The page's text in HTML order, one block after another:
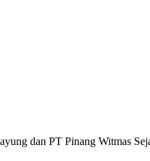
dan PT Pinang Witmas